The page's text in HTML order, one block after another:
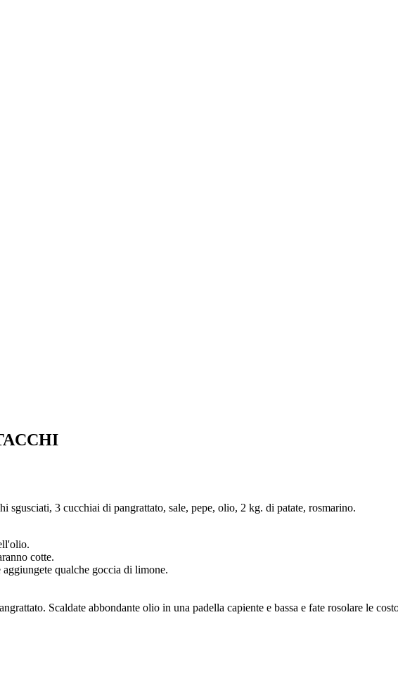
sgusciati, 3 cucchiai di pangrattato, sale, pepe, olio, 2 kg. di patate, rosmarino.
cotte.
qualche goccia di limone.
Scaldate abbondante olio in una padella capiente e bassa e fate rosolare le